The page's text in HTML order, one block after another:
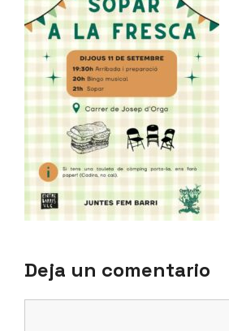
Deja un comentario